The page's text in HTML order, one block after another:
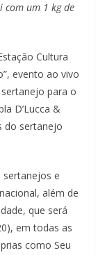
um 1 kg de
Cultura
evento ao vivo
para o
D’Lucca &
do sertanejo
sertanejos e
além de
que será
em todas as
como Seu